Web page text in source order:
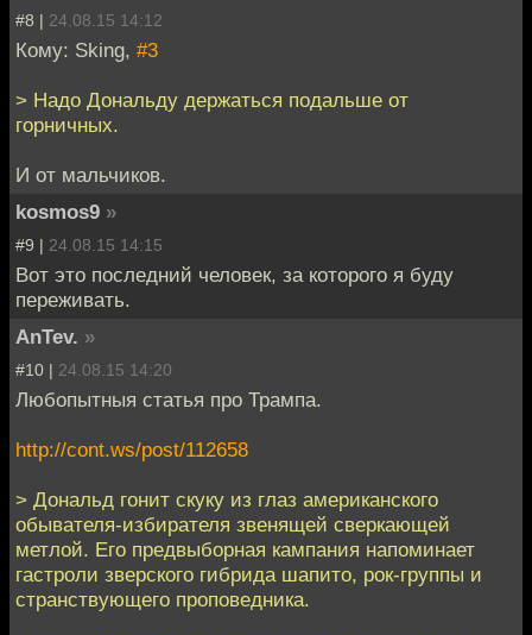
#8 | 24.08.15 14:12
Кому: Sking, #3
> Надо Дональду держаться подальше от
горничных.
И от мальчиков.
kosmos9 »
#9 | 24.08.15 14:15
Вот это последний человек, за которого я буду
переживать.
AnTev. »
#10 | 24.08.15 14:20
Любопытныя статья про Трампа.
http://cont.ws/post/112658
> Дональд гонит скуку из глаз американского
обывателя-избирателя звенящей сверкающей
метлой. Его предвыборная кампания напоминает
гастроли зверского гибрида шапито, рок-группы и
странствующего проповедника.